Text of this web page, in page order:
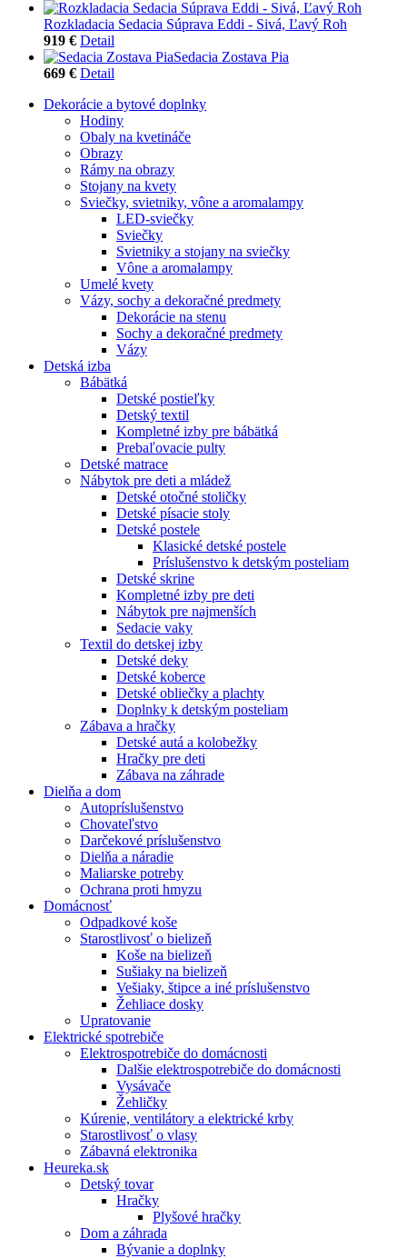
Rozkladacia Sedacia Súprava Eddi - Sivá, Ľavý Roh
919 € Detail
Sedacia Zostava Pia
669 € Detail
Dekorácie a bytové doplnky
Hodiny
Obaly na kvetináče
Obrazy
Rámy na obrazy
Stojany na kvety
Sviečky, svietniky, vône a aromalampy
LED-sviečky
Sviečky
Svietniky a stojany na sviečky
Vône a aromalampy
Umelé kvety
Vázy, sochy a dekoračné predmety
Dekorácie na stenu
Sochy a dekoračné predmety
Vázy
Detská izba
Bábätká
Detské postieľky
Detský textil
Kompletné izby pre bábätká
Prebaľovacie pulty
Detské matrace
Nábytok pre deti a mládež
Detské otočné stoličky
Detské písacie stoly
Detské postele
Klasické detské postele
Príslušenstvo k detským posteliam
Detské skrine
Kompletné izby pre deti
Nábytok pre najmenších
Sedacie vaky
Textil do detskej izby
Detské deky
Detské koberce
Detské obliečky a plachty
Doplnky k detským posteliam
Zábava a hračky
Detské autá a kolobežky
Hračky pre deti
Zábava na záhrade
Dielňa a dom
Autopríslušenstvo
Chovateľstvo
Darčekové príslušenstvo
Dielňa a náradie
Maliarske potreby
Ochrana proti hmyzu
Domácnosť
Odpadkové koše
Starostlivosť o bielizeň
Koše na bielizeň
Sušiaky na bielizeň
Vešiaky, štipce a iné príslušenstvo
Žehliace dosky
Upratovanie
Elektrické spotrebiče
Elektrospotrebiče do domácnosti
Dalšie elektrospotrebiče do domácnosti
Vysávače
Žehličky
Kúrenie, ventilátory a elektrické krby
Starostlivosť o vlasy
Zábavná elektronika
Heureka.sk
Detský tovar
Hračky
Plyšové hračky
Dom a záhrada
Bývanie a doplnky